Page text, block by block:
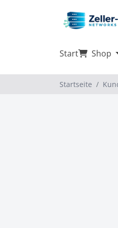
Start Shop
Startseite